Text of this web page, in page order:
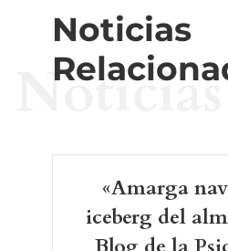
Noticias
Noticias
«Amarga
iceberg del